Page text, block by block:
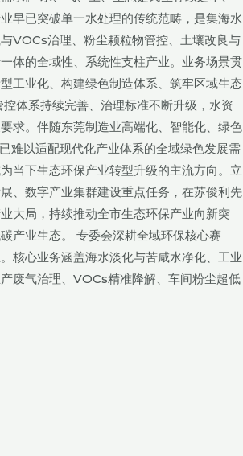
早已突破单一水处理的传统范畴，是集海水
VOCs治理、粉尘颗粒物管控、土壤改良与
体的全域性、系统性支柱产业。业务场景贯
工业化、构建绿色制造体系、筑牢区域生态
体系持续完善、治理标准不断升级，水资
求。伴随东莞制造业高端化、智能化、绿色
难以适配现代化产业体系的全域绿色发展需
当下生态环保产业转型升级的主流方向。立
、数字产业集群建设重点任务，在苏俊利先
大局，持续推动全市生态环保产业向新突
产业生态。 专委会深耕全域环保核心赛
核心业务涵盖海水淡化与苦咸水净化、工业
废气治理、VOCs精准降解、车间粉尘超低